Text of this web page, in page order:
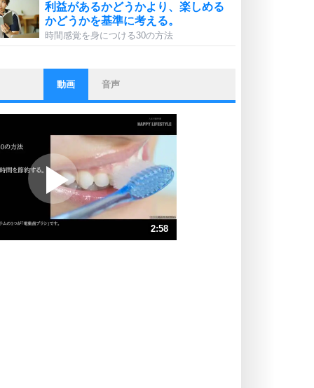
利益があるかどうかより、楽しめる
かどうかを基準に考える。
時間感覚を身につける30の方法
ストレス対策
他人と比べない。
いっそのこと、他人を見ない。
ポジティブになれない原因は、行動
しないから。
ポジティブ思考になる30の方法
ストレス対策
動画 音声
2:58